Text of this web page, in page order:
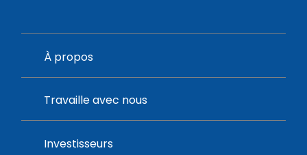
À propos
Travaille avec nous
Investisseurs